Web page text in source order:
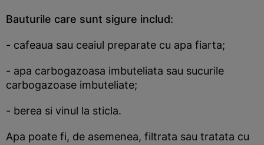
Bauturile care sunt sigure includ:
- cafeaua sau ceaiul preparate cu apa fiarta;
- apa carbogazoasa imbuteliata sau sucurile
carbogazoase imbuteliate;
- berea si vinul la sticla.
Apa poate fi, de asemenea, filtrata sau tratata cu